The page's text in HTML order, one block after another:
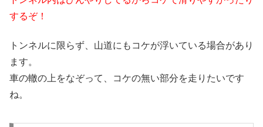
するぞ！
トンネルに限らず、山道にもコケが浮いている場合があり
ます。
車の轍の上をなぞって、コケの無い部分を走りたいです
ね。